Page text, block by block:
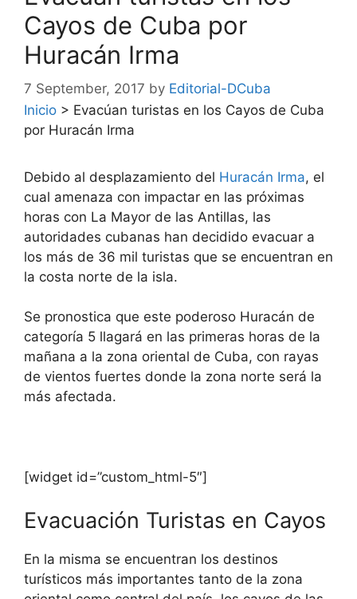
Cayos de Cuba por
Huracán Irma
7 September, 2017 by Editorial-DCuba
Inicio > Evacúan turistas en los Cayos de Cuba
por Huracán Irma
Debido al desplazamiento del Huracán Irma, el
cual amenaza con impactar en las próximas
horas con La Mayor de las Antillas, las
autoridades cubanas han decidido evacuar a
los más de 36 mil turistas que se encuentran en
la costa norte de la isla.
Se pronostica que este poderoso Huracán de
categoría 5 llagará en las primeras horas de la
mañana a la zona oriental de Cuba, con rayas
de vientos fuertes donde la zona norte será la
más afectada.
[widget id=”custom_html-5″]
Evacuación Turistas en Cayos
En la misma se encuentran los destinos
turísticos más importantes tanto de la zona